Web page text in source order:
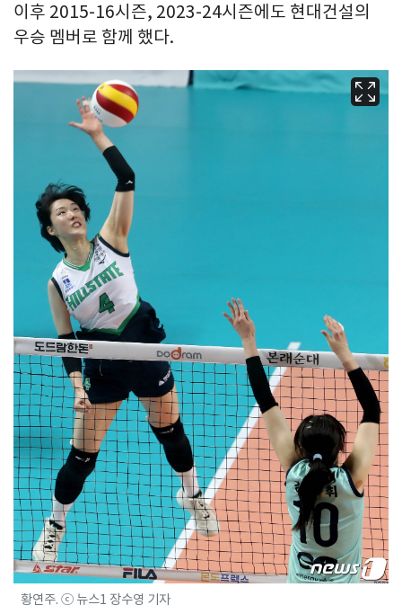
이후 2015-16시즌, 2023-24시즌에도 현대건설의
우승 멤버로 함께 했다.
황연주. ⓒ 뉴스1 장수영 기자